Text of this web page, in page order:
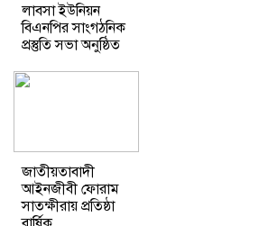
লাবসা ইউনিয়ন
বিএনপির সাংগঠনিক
প্রস্তুতি সভা অনুষ্ঠিত
জাতীয়তাবাদী
আইনজীবী ফোরাম
সাতক্ষীরায় প্রতিষ্ঠা